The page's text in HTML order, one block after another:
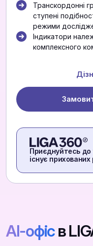
Транскордонні
ступені
режими
Індикатори
комплексного
Приєднуйтесь до
існує прихованих
АІ-офісв